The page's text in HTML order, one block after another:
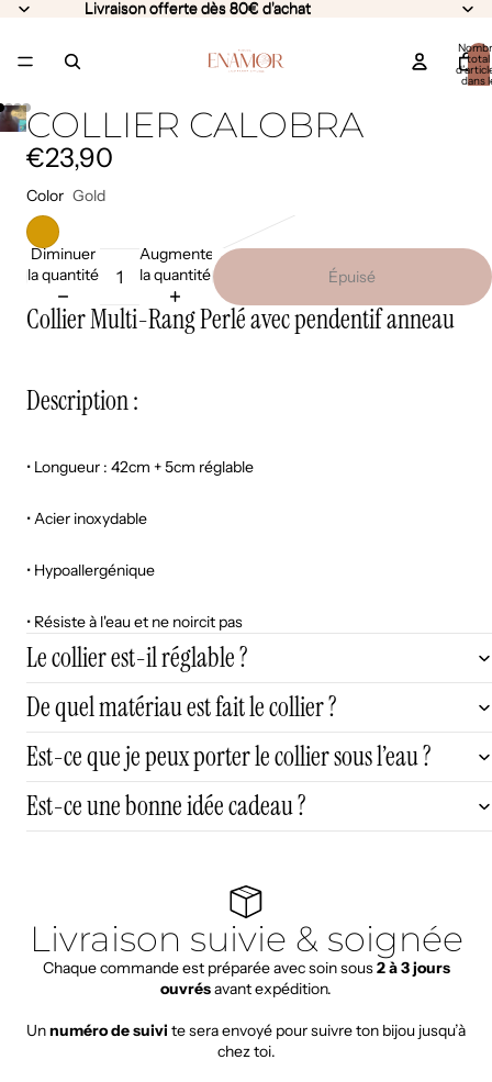
Livraison offerte dès 80€ d'achat
Livraison offerte dès 80€ d'achat
total
dans
COLLIER CALOBRA
€23,90
Color Gold
Diminuer
la quantité
Augmenter
la quantité
Épuisé
Collier Multi-Rang Perlé avec pendentif anneau
Description :
• Longueur : 42cm + 5cm réglable
• Acier inoxydable
• Hypoallergénique
• Résiste à l'eau et ne noircit pas
Le collier est-il réglable ?
De quel matériau est fait le collier ?
Est-ce que je peux porter le collier sous l’eau ?
Est-ce une bonne idée cadeau ?
Livraison suivie & soignée
Chaque commande est préparée avec soin sous2 à 3 jours
ouvrésavant expédition.
Unnuméro de suivi te sera envoyé pour suivre ton bijou jusqu’à
chez toi.